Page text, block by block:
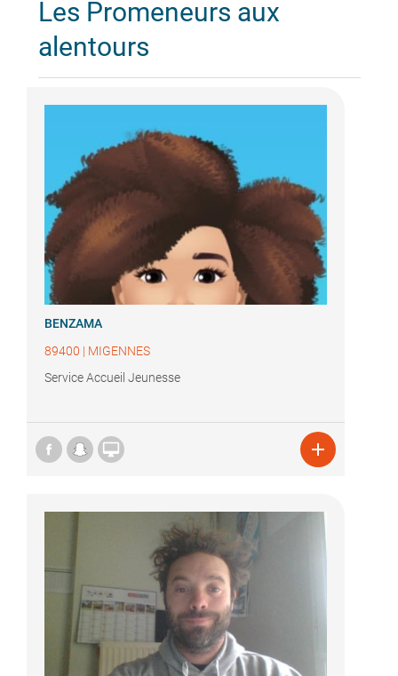
Les Promeneurs aux
alentours
BENZAMA
89400 | MIGENNES
Service Accueil Jeunesse
 